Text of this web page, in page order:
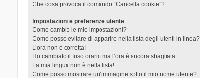
Che cosa provoca il comando “Cancella cookie”?
Impostazioni e preferenze utente
Come cambio le mie impostazioni?
Come posso evitare di apparire nella lista degli utenti in linea?
L’ora non è corretta!
Ho cambiato il fuso orario ma l’ora è ancora sbagliata
La mia lingua non è nella lista!
Come posso mostrare un’immagine sotto il mio nome utente?